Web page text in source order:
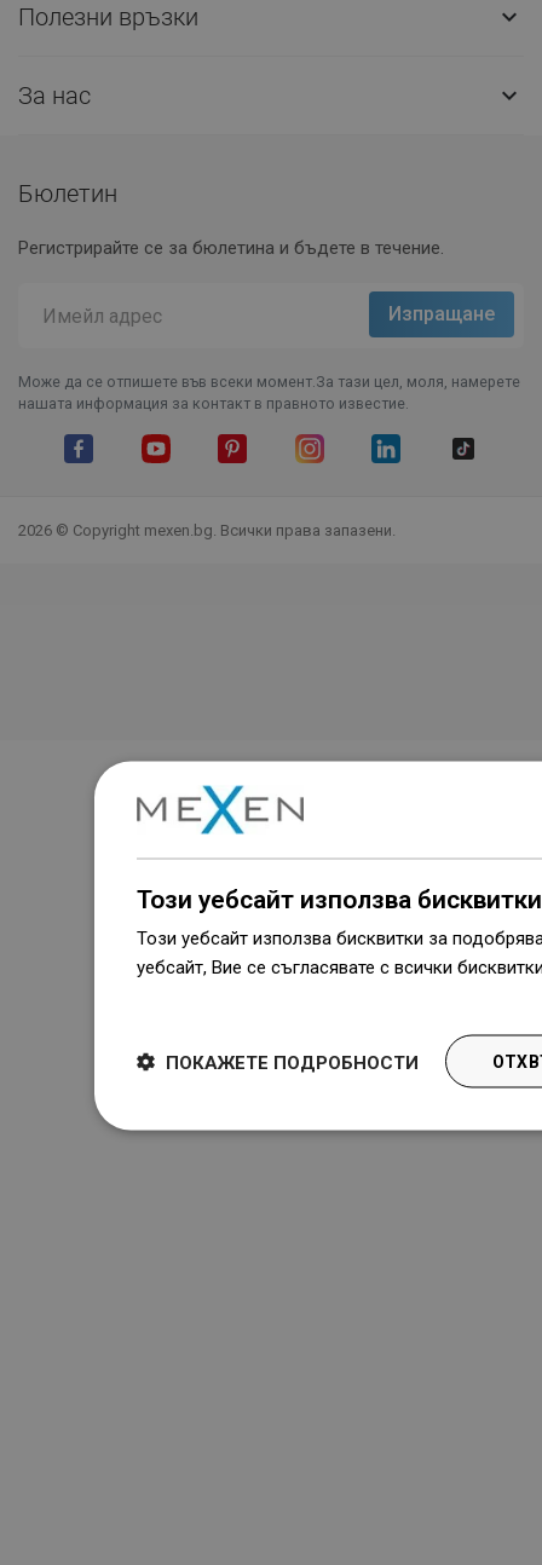
Полезни връзки 
За нас 
Бюлетин
Регистрирайте се за бюлетина и бъдете в течение.
Може да се отпишете във всеки момент.За тази цел, моля, намерете
нашата информация за контакт в правното известие.
2026 © Copyright mexen.bg. Всички права запазени.
Този уебсайт използва бисквитки
Този уебсайт използва бисквитки за
уебсайт, Вие се съгласявате с всички
ПОКАЖЕТЕ ПОДРОБНОСТИ